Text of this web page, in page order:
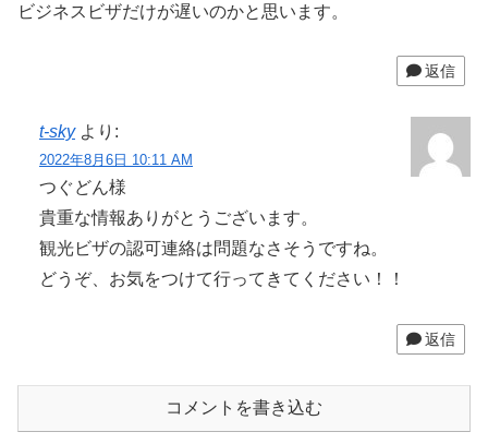
ビジネスビザだけが遅いのかと思います。
返信
t-sky より:
2022年8月6日 10:11 AM
つぐどん様
貴重な情報ありがとうございます。
観光ビザの認可連絡は問題なさそうですね。
どうぞ、お気をつけて行ってきてください！！
返信
コメントを書き込む